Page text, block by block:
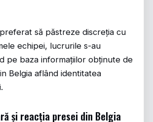
să păstreze discreția cu
echipei, lucrurile s-au
pe baza informațiilor obținute de
Belgia aflând identitatea
și reacția presei din Belgia